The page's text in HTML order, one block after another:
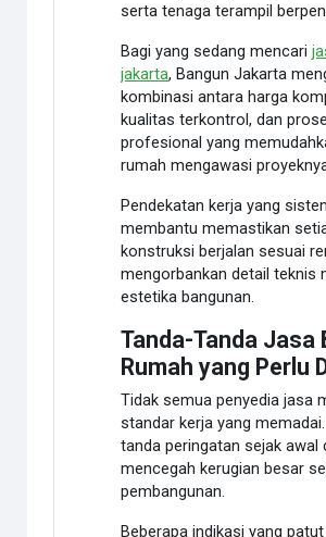
serta tenaga terampil
Bagi yang sedang mencari
jakarta, Bangun Jakarta
kombinasi antara harga
kualitas terkontrol, dan
profesional yang
rumah mengawasi
Pendekatan kerja yang
membantu memastikan
konstruksi berjalan sesuai
mengorbankan detail teknis
estetika bangunan.
Tanda-Tanda Jasa
Rumah yang Perlu
Tidak semua penyedia jasa
standar kerja yang
tanda peringatan sejak awal
mencegah kerugian besar
pembangunan.
Beberapa indikasi yang